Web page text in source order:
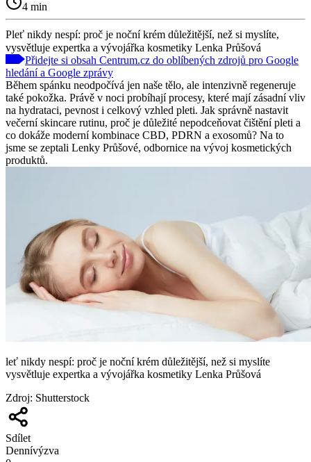
4 min
Pleť nikdy nespí: proč je noční krém důležitější, než si myslíte,
vysvětluje expertka a vývojářka kosmetiky Lenka Průšová
Přidejte si obsah Centrum.cz do oblíbených zdrojů pro Google
hledání a Google zprávy
Během spánku neodpočívá jen naše tělo, ale intenzivně regeneruje
také pokožka. Právě v noci probíhají procesy, které mají zásadní vliv
na hydrataci, pevnost i celkový vzhled pleti. Jak správně nastavit
večerní skincare rutinu, proč je důležité nepodceňovat čištění pleti a
co dokáže moderní kombinace CBD, PDRN a exosomů? Na to
jsme se zeptali Lenky Průšové, odbornice na vývoj kosmetických
produktů.
leť nikdy nespí: proč je noční krém důležitější, než si myslíte
vysvětluje expertka a vývojářka kosmetiky Lenka Průšová
Zdroj: Shutterstock
Sdílet
Dennívýzva